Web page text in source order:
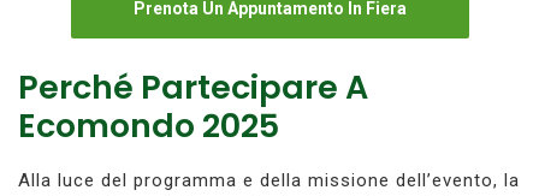
Prenota Un Appuntamento In Fiera
Perché Partecipare A
Ecomondo 2025
Alla luce del programma e della missione dell’evento, la